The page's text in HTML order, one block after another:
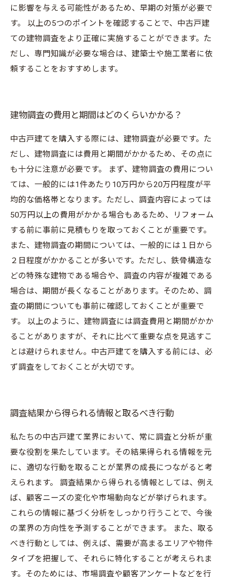
に影響を与える可能性があるため、早期の対策が必要で
す。 以上の5つのポイントを確認することで、中古戸建
ての建物調査をより正確に実施することができます。た
だし、専門知識が必要な場合は、建築士や施工業者に依
頼することをおすすめします。
建物調査の費用と期間はどのくらいかかる？
中古戸建てを購入する際には、建物調査が必要です。た
だし、建物調査には費用と期間がかかるため、その点に
も十分に注意が必要です。 まず、建物調査の費用につい
ては、一般的には1件あたり10万円から20万円程度が平
均的な価格帯となります。ただし、調査内容によっては
50万円以上の費用がかかる場合もあるため、リフォーム
する前に事前に見積もりを取っておくことが重要です。
また、建物調査の期間については、一般的には１日から
２日程度がかかることが多いです。ただし、鉄骨構造な
どの特殊な建物である場合や、調査の内容が複雑である
場合は、期間が長くなることがあります。そのため、調
査の期間についても事前に確認しておくことが重要で
す。 以上のように、建物調査には調査費用と期間がかか
ることがありますが、それに比べて重要な点を見逃すこ
とは避けられません。中古戸建てを購入する前には、必
ず調査をしておくことが大切です。
調査結果から得られる情報と取るべき行動
私たちの中古戸建て業界において、常に調査と分析が重
要な役割を果たしています。その結果得られる情報を元
に、適切な行動を取ることが業界の成長につながると考
えられます。 調査結果から得られる情報としては、例え
ば、顧客ニーズの変化や市場動向などが挙げられます。
これらの情報に基づく分析をしっかり行うことで、今後
の業界の方向性を予測することができます。 また、取る
べき行動としては、例えば、需要が高まるエリアや物件
タイプを把握して、それらに特化することが考えられま
す。そのためには、市場調査や顧客アンケートなどを行